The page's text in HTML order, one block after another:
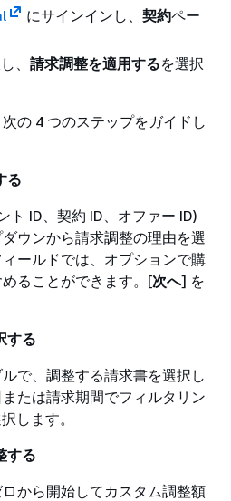
にサインインし、 契約ペー
、 請求調整を適用するを選択
の 4 つのステップをガイドし
る
ト ID、契約 ID、オファー ID)
ウンから請求調整の理由を選
ィールドでは、オプションで購
ることができます。[次へ] を
する
で、調整する請求書を選択し
たは請求期間でフィルタリン
します。
する
から開始してカスタム調整額